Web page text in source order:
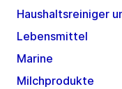
Haushaltsreiniger
Lebensmittel
Marine
Milchprodukte